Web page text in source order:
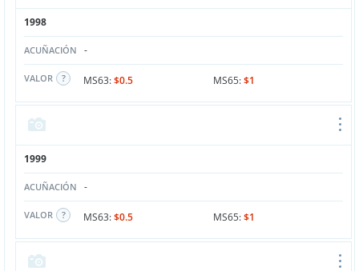
1998
ACUÑACIÓN -
VALOR MS63:$0.5 MS65:$1
1999
ACUÑACIÓN -
VALOR MS63:$0.5 MS65:$1